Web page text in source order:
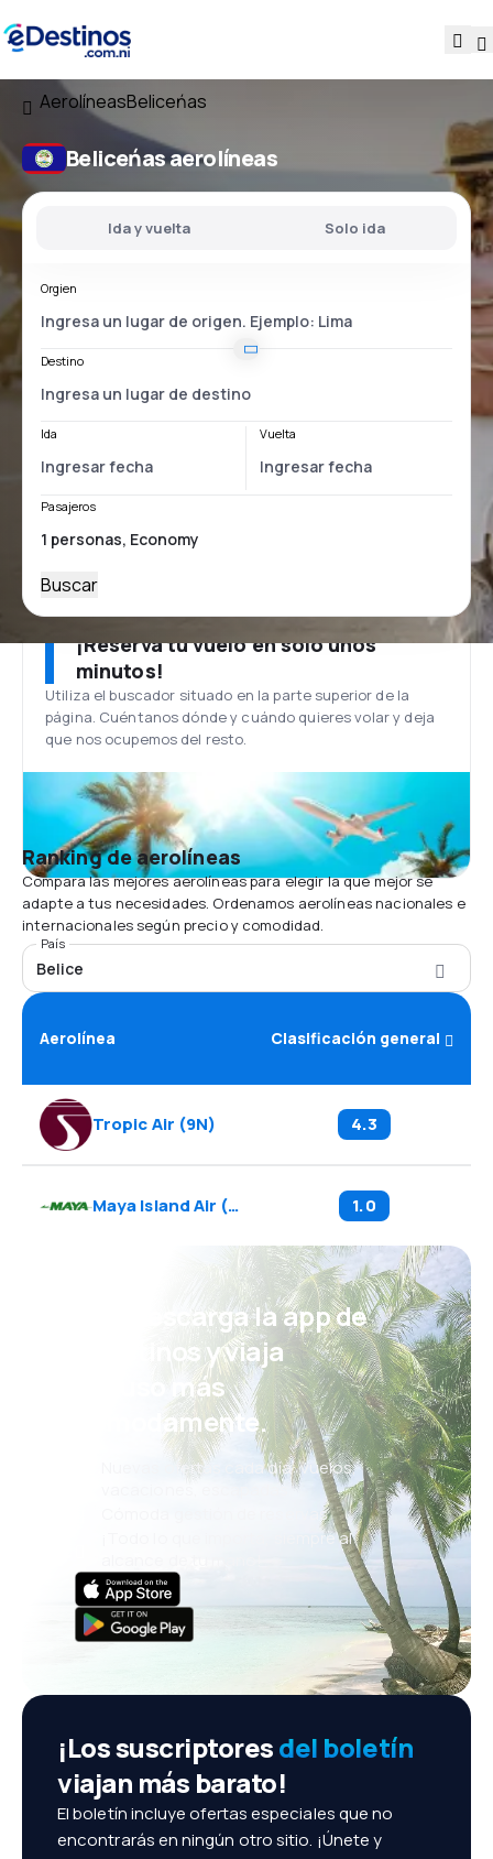
AerolíneasBeliceńas
Beliceńas aerolíneas
Ida y vuelta Solo ida
Orgien
Destino
Ida Vuelta
Pasajeros
Buscar
¡Reserva tu vuelo en solo unos
minutos!
Utiliza el buscador situado en la parte superior de la
página. Cuéntanos dónde y cuándo quieres volar y deja
que nos ocupemos del resto.
Ranking de aerolíneas
Compara las mejores aerolíneas para elegir la que mejor se
adapte a tus necesidades. Ordenamos aerolíneas nacionales e
internacionales según precio y comodidad.
País
Belice
Aerolínea Clasificación general
Tropic Air (9N) 4.3
Maya Island Air (2M 1.0
¡Eh! Descarga la app de
eDestinos y viaja
incluso más
cómodamente.
Nuevas ofertas cada día: vuelos,
vacaciones, escapadas
Cómoda gestión de reservas
¡Todo lo que importa, siempre al
¡Los suscriptoresdel boletín
viajan más barato!
El boletín incluye ofertas especiales que no
encontrarás en ningún otro sitio. ¡Únete y